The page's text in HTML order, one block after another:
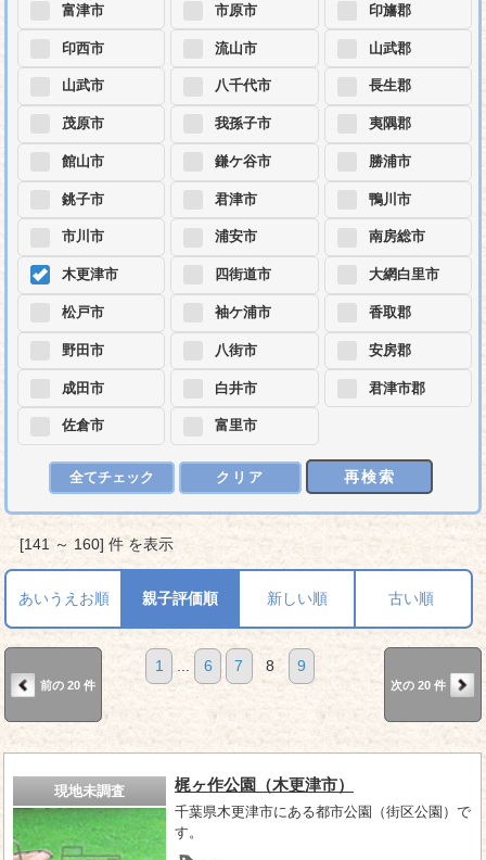
富津市
印西市
山武市
茂原市
館山市
銚子市
市川市
木更津市
松戸市
野田市
成田市
佐倉市
市原市
流山市
八千代市
我孫子市
鎌ケ谷市
君津市
浦安市
四街道市
袖ケ浦市
八街市
白井市
富里市
印旛郡
山武郡
長生郡
夷隅郡
勝浦市
鴨川市
南房総市
大網白里市
香取郡
安房郡
君津市郡
全てチェック クリア 再検索
[141 ～ 160] 件 を表示
あいうえお順 親子評価順 新しい順 古い順
前の 20 件
1 6 7 8 9
次の 20 件
現地未調査 梶ヶ作公園（木更津市）
千葉県木更津市にある都市公園（街区公園）で
す。